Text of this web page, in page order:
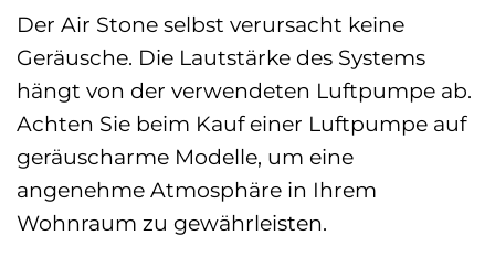
Der Air Stone selbst verursacht keine
Geräusche. Die Lautstärke des Systems
hängt von der verwendeten Luftpumpe ab.
Achten Sie beim Kauf einer Luftpumpe auf
geräuscharme Modelle, um eine
angenehme Atmosphäre in Ihrem
Wohnraum zu gewährleisten.